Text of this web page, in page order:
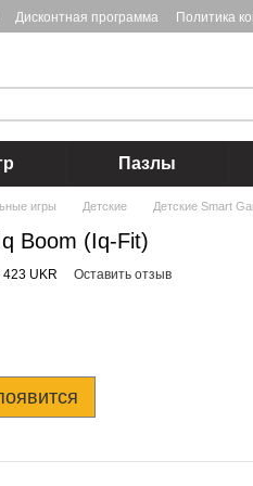
Дисконтная программа Политика
Пазлы
игры Детские Детские Smart
Boom (Iq-Fit)
423 UKR Оставить отзыв